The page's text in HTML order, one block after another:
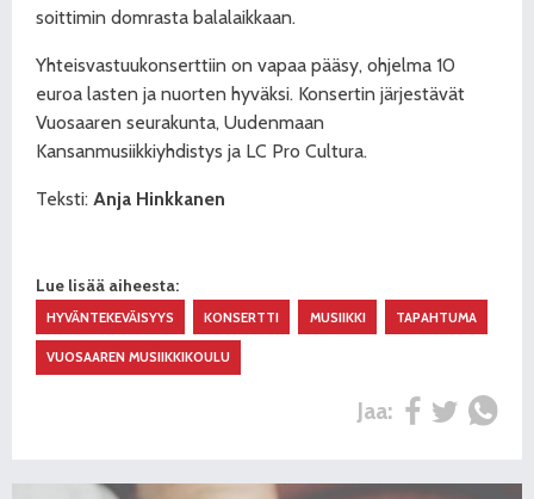
soittimin domrasta balalaikkaan.
Yhteisvastuukonserttiin on vapaa pääsy, ohjelma 10
euroa lasten ja nuorten hyväksi. Konsertin järjestävät
Vuosaaren seurakunta, Uudenmaan
Kansanmusiikkiyhdistys ja LC Pro Cultura.
Teksti: Anja Hinkkanen
Lue lisää aiheesta:
HYVÄNTEKEVÄISYYS KONSERTTI MUSIIKKI TAPAHTUMA
VUOSAAREN MUSIIKKIKOULU
Jaa: